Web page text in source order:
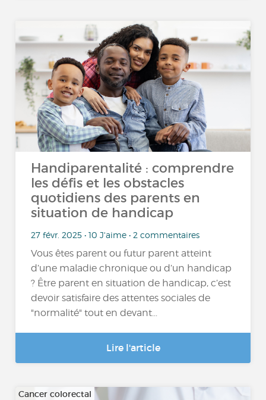
Handiparentalité : comprendre
les défis et les obstacles
quotidiens des parents en
situation de handicap
27 févr. 2025 • 10 J'aime • 2 commentaires
Vous êtes parent ou futur parent atteint
d’une maladie chronique ou d’un handicap
? Être parent en situation de handicap, c’est
devoir satisfaire des attentes sociales de
"normalité" tout en devant...
Lire l'article
Cancer colorectal